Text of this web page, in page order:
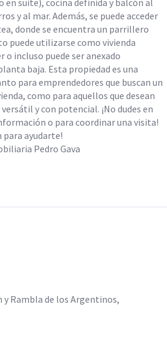
suite), cocina definida y balcón al
y al mar. Además, se puede acceder
donde se encuentra un parrillero
puede utilizarse como vivienda
incluso puede ser anexado
baja. Esta propiedad es una
para emprendedores que buscan un
como para aquellos que desean
y con potencial. ¡No dudes en
o para coordinar una visita!
para ayudarte!
Pedro Gava
y Rambla de los Argentinos,